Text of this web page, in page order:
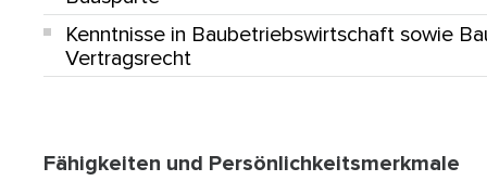
Kenntnisse in Baubetriebswirtschaft sowie
Vertragsrecht
Fähigkeiten und Persönlichkeitsmerkmale